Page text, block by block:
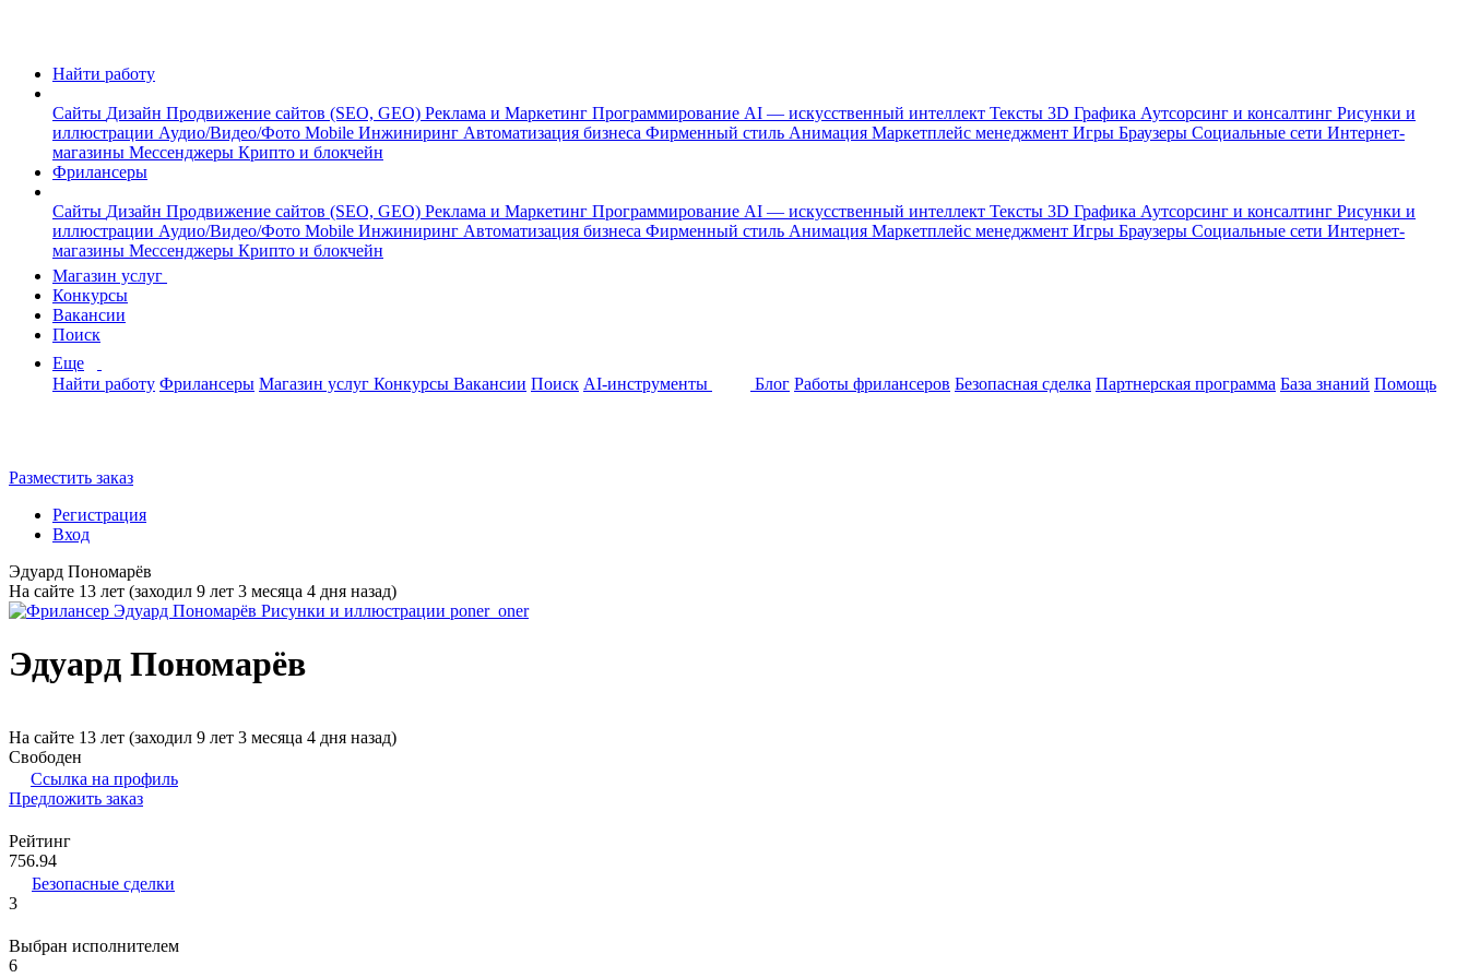
Найти работу
Сайты Дизайн Продвижение сайтов (SEO, GEO) Реклама и Маркетинг Программирование AI — искусственный интеллект Тексты 3D Графика Аутсорсинг и консалтинг Рисунки и
иллюстрации Аудио/Видео/Фото Mobile Инжиниринг Автоматизация бизнеса Фирменный стиль Анимация Маркетплейс менеджмент Игры Браузеры Социальные сети Интернет-
магазины Мессенджеры Крипто и блокчейн
Фрилансеры
Сайты Дизайн Продвижение сайтов (SEO, GEO) Реклама и Маркетинг Программирование AI — искусственный интеллект Тексты 3D Графика Аутсорсинг и консалтинг Рисунки и
иллюстрации Аудио/Видео/Фото Mobile Инжиниринг Автоматизация бизнеса Фирменный стиль Анимация Маркетплейс менеджмент Игры Браузеры Социальные сети Интернет-
магазины Мессенджеры Крипто и блокчейн
Магазин услуг
Конкурсы
Вакансии
Поиск
Еще
Найти работу Фрилансеры Магазин услуг Конкурсы Вакансии Поиск AI-инструменты Блог Работы фрилансеров Безопасная сделка Партнерская программа База знаний Помощь
Разместить заказ
Регистрация
Вход
Эдуард Пономарёв
На сайте 13 лет (заходил 9 лет 3 месяца 4 дня назад)
Эдуард Пономарёв
На сайте 13 лет (заходил 9 лет 3 месяца 4 дня назад)
Свободен
Ссылка на профиль
Предложить заказ
Рейтинг
756.94
Безопасные сделки
3
Выбран исполнителем
6